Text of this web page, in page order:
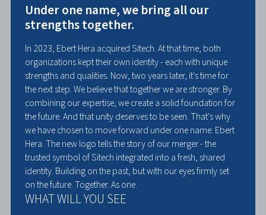
Under one name, we bring all our
strengths together.
In 2023, Ebert Hera acquired Sitech. At that time, both
organizations kept their own identity - each with unique
strengths and qualities. Now, two years later, it's time for
the next step. We believe that together we are stronger. By
combining our expertise, we create a solid foundation for
the future. And that unity deserves to be seen. That's why
we have chosen to move forward under one name: Ebert
Hera. The new logo tells the story of our merger - the
trusted symbol of Sitech integrated into a fresh, shared
identity. Building on the past, but with our eyes firmly set
on the future. Together. As one.
WHAT WILL YOU SEE